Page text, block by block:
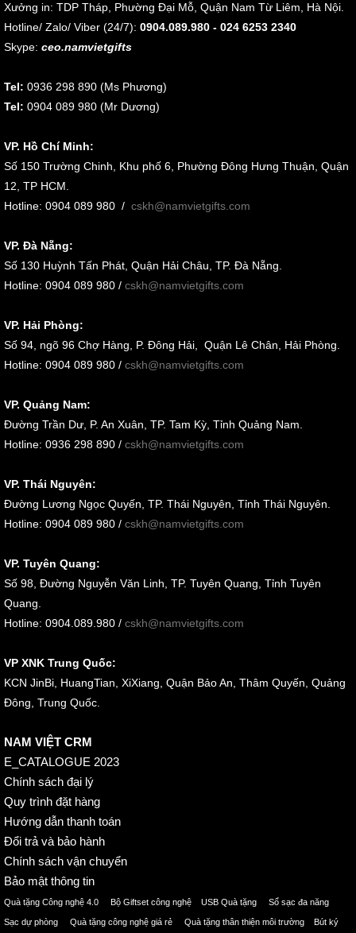
Xưởng in: TDP Tháp, Phường Đại Mỗ, Quận Nam Từ Liêm, Hà Nội.
Hotline/ Zalo/ Viber (24/7): 0904.089.980 - 024 6253 2340
Skype: ceo.namvietgifts
Tel: 0936 298 890 (Ms Phương)
Tel: 0904 089 980 (Mr Dương)
VP. Hồ Chí Minh:
Số 150 Trường Chinh, Khu phố 6, Phường Đông Hưng Thuận, Quận
12, TP HCM.
Hotline: 0904 089 980 / cskh@namvietgifts.com
VP. Đà Nẵng:
Số 130 Huỳnh Tấn Phát, Quận Hải Châu, TP. Đà Nẵng.
Hotline: 0904 089 980 / cskh@namvietgifts.com
VP. Hải Phòng:
Số 94, ngõ 96 Chợ Hàng, P. Đông Hải, Quận Lê Chân, Hải Phòng.
Hotline: 0904 089 980 / cskh@namvietgifts.com
VP. Quảng Nam:
Đường Trần Dư, P. An Xuân, TP. Tam Kỳ, Tỉnh Quảng Nam.
Hotline: 0936 298 890 / cskh@namvietgifts.com
VP. Thái Nguyên:
Đường Lương Ngọc Quyến, TP. Thái Nguyên, Tỉnh Thái Nguyên.
Hotline: 0904 089 980 / cskh@namvietgifts.com
VP. Tuyên Quang:
Số 98, Đường Nguyễn Văn Linh, TP. Tuyên Quang, Tỉnh Tuyên
Quang.
Hotline: 0904.089.980 / cskh@namvietgifts.com
VP XNK Trung Quốc:
KCN JinBi, HuangTian, XiXiang, Quận Bảo An, Thâm Quyến, Quảng
Đông, Trung Quốc.
NAM VIỆT CRM
E_CATALOGUE 2023
Chính sách đại lý
Quy trình đặt hàng
Hướng dẫn thanh toán
Đổi trả và bảo hành
Chính sách vận chuyển
Bảo mật thông tin
Quà tặng Công nghệ 4.0 Bộ Giftset công nghệ USB Quà tặng Sổ sạc đa năng
Sạc dự phòng Quà tặng công nghệ giá rẻ Quà tặng thân thiện môi trường Bút ký